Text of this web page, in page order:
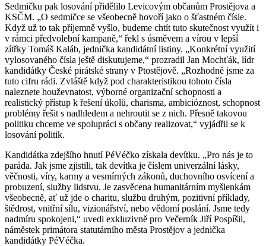
Sedmičku pak losování přidělilo Levicovým občanům Prostějova a
KSČM. „O sedmičce se všeobecně hovoří jako o šťastném čísle.
Když už to tak příjemně vyšlo, budeme chtít tuto skutečnost využít i
v rámci předvolební kampaně,“ řekl s úsměvem a vírou v lepší
zítřky Tomáš Kaláb, jednička kandidátní listiny. „Konkrétní využití
vylosovaného čísla ještě diskutujeme,“ prozradil Jan Mochťák, lídr
kandidátky České pirátské strany v Ptostějově. „Rozhodně jsme za
tuto cifru rádi. Zvláště když pod charakteristikou tohoto čísla
naleznete houževnatost, výborné organizační schopnosti a
realistický přístup k řešení úkolů, charisma, ambicióznost, schopnost
problémy řešit s nadhledem a nehroutit se z nich. Přesně takovou
politiku chceme ve spolupráci s občany realizovat,“ vyjádřil se k
losování politik.
Kandidátka zdejšího hnutí PéVéčko získala devítku. „Pro nás je to
paráda. Jak jsme zjistili, tak devítka je číslem univerzální lásky,
věčnosti, víry, karmy a vesmírných zákonů, duchovního osvícení a
probuzení, služby lidstvu. Je zasvěcena humanitárním myšlenkám
všeobecně, ať už jde o charitu, službu druhým, pozitivní příklady,
štědrost, vnitřní sílu, vizionářství, nebo vědomí poslání. Jsme tedy
nadmíru spokojeni,“ uvedl exkluzivně pro Večerník Jiří Pospíšil,
náměstek primátora statutárního města Prostějov a jednička
kandidátky PéVéčka.